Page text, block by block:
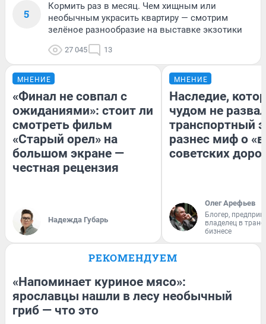
5
Кормить раз в месяц. Чем хищным или
необычным украсить квартиру — смотрим
зелёное разнообразие на выставке экзотики
27 045 13
МНЕНИЕ
«Финал не совпал с
ожиданиями»: стоит ли
смотреть фильм
«Старый орел» на
большом экране —
честная рецензия
Надежда Губарь
МНЕНИЕ
Наследие,
чудом не
транспортный
разнес миф о
советских
Олег Арефьев
Блогер,
владелец в
бизнесе
РЕКОМЕНДУЕМ
«Напоминает куриное мясо»:
ярославцы нашли в лесу необычный
гриб — что это